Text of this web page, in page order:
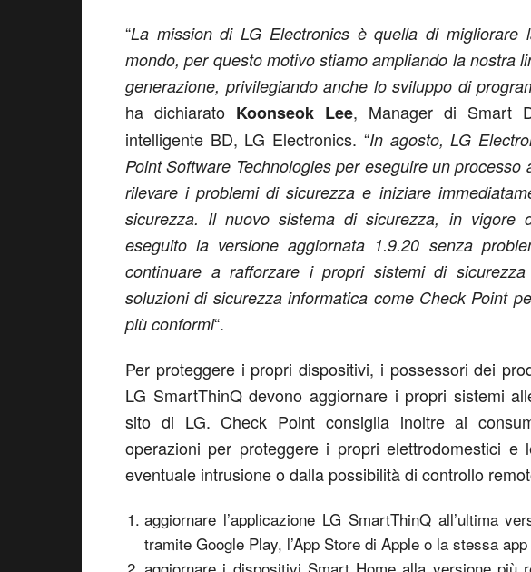
“La mission di LG Electronics è quella di
mondo, per questo motivo stiamo ampliando la nostra
generazione, privilegiando anche lo sviluppo di
ha dichiarato Koonseok Lee, Manager di Smart
intelligente BD, LG Electronics. “In agosto, LG
Point Software Technologies per eseguire un processo
rilevare i problemi di sicurezza e iniziare
sicurezza. Il nuovo sistema di sicurezza, in vigore
eseguito la versione aggiornata 1.9.20 senza
continuare a rafforzare i propri sistemi di
soluzioni di sicurezza informatica come Check Point
più conformi“.
Per proteggere i propri dispositivi, i possessori dei
LG SmartThinQ devono aggiornare i propri sistemi
sito di LG. Check Point consiglia inoltre ai
operazioni per proteggere i propri elettrodomestici
eventuale intrusione o dalla possibilità di controllo
aggiornare l’applicazione LG SmartThinQ all’ultima
tramite Google Play, l’App Store di Apple o la stessa